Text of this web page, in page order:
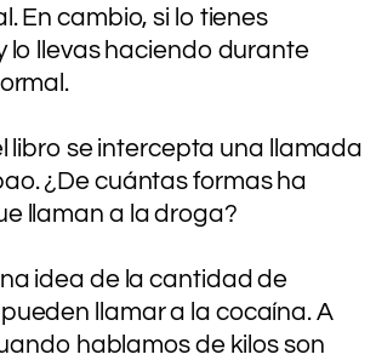
En cambio, si lo tienes
lo llevas haciendo durante
libro se intercepta una llamada
¿De cuántas formas ha
llaman a la droga?
idea de la cantidad de
llamar a la cocaína. A
hablamos de kilos son